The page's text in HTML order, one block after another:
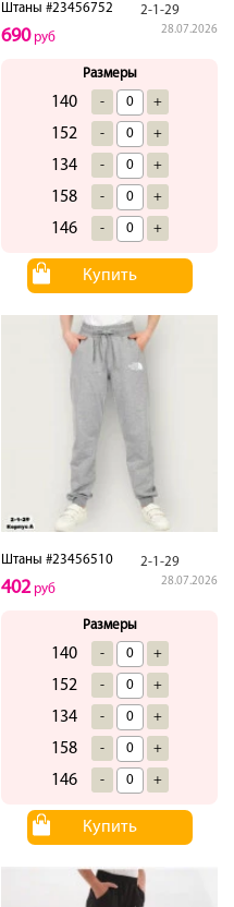
Штаны #23456752 2-1-29
28.07.2026
690руб
Размеры
140 - +
152 - +
134 - +
158 - +
146 - +
Купить
Штаны #23456510 2-1-29
28.07.2026
402руб
Размеры
140 - +
152 - +
134 - +
158 - +
146 - +
Купить